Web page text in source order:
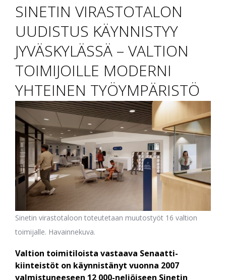
SINETIN VIRASTOTALON
UUDISTUS KÄYNNISTYY
JYVÄSKYLÄSSÄ – VALTION
TOIMIJOILLE MODERNI
YHTEINEN TYÖYMPÄRISTÖ
Sinetin virastotaloon toteutetaan muutostyöt 16 valtion
toimijalle. Havainnekuva.
Valtion toimitiloista vastaava Senaatti-
kiinteistöt on käynnistänyt vuonna 2007
valmistuneeseen 12 000-neliöiseen Sinetin